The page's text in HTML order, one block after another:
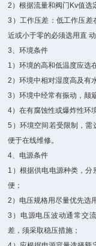
2）根据流量和阀门Kv值选
3）工作压差：低工作压
近或小于零的必须选用直
3、环境条件
1）环境的高和低温度应选
2）环境中相对湿度高及有
3）环境中经常有振动，颠
4）在有腐蚀性或爆炸性环
5）环境空间若受限制，需
便于在线维修。
4、电源条件
1）根据供电电源种类，分
便；
2）电压规格用尽量优先选
3）电源电压波动通常交
差，须采取稳压措施；